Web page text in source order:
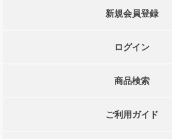
新規会員登録
ログイン
商品検索
ご利用ガイド